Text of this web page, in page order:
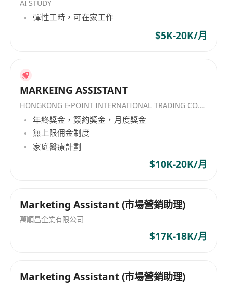
AI STUDY
彈性工時，可在家工作
$5K-20K/月
MARKEING ASSISTANT
HONGKONG E-POINT INTERNATIONAL TRADING CO.，LIMITED
年終獎金，簽約獎金，月度獎金
無上限佣金制度
家庭醫療計劃
$10K-20K/月
Marketing Assistant (市場營銷助理)
萬順昌企業有限公司
$17K-18K/月
Marketing Assistant (市場營銷助理)